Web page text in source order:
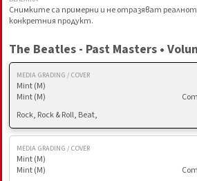
Снимките са примерни и не отразяват
конкретния продукт.
The Beatles - Past Masters •
MEDIA GRADING / COVER
Mint (M)
Mint (M)
Rock, Rock & Roll, Beat,
MEDIA GRADING / COVER
Mint (M)
Mint (M)